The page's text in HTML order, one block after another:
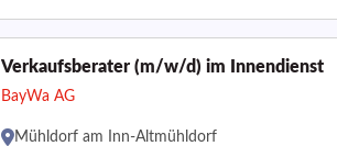
Verkaufsberater (m/w/d) im Innendienst
BayWa AG
Mühldorf am Inn-Altmühldorf